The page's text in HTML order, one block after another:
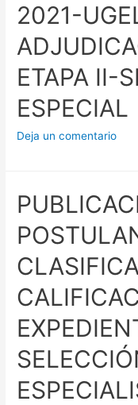
2021-
ETAPA II-
ESPECIAL
Deja un comentario